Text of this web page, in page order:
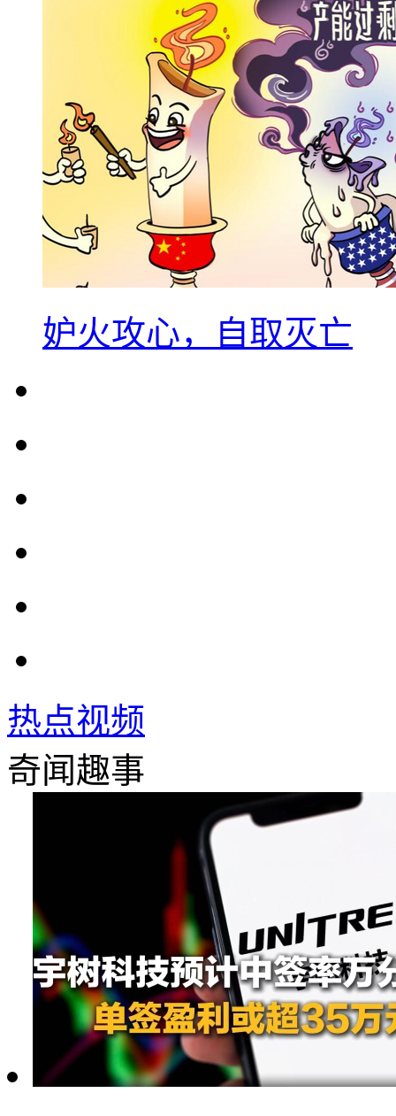
妒火攻心，自取灭亡
热点视频
奇闻趣事